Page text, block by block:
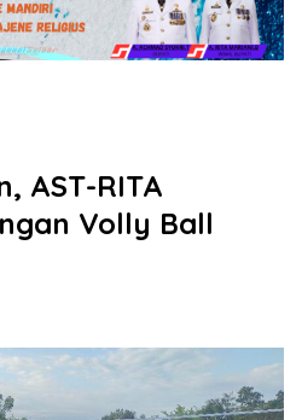
AST-RITA
Volly Ball